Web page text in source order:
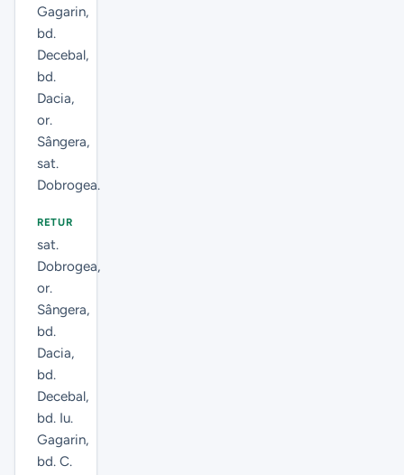
Gagarin,
bd.
Decebal,
bd.
Dacia,
or.
Sângera,
sat.
Dobrogea.
RETUR
sat.
Dobrogea,
or.
Sângera,
bd.
Dacia,
bd.
Decebal,
bd. Iu.
Gagarin,
bd. C.